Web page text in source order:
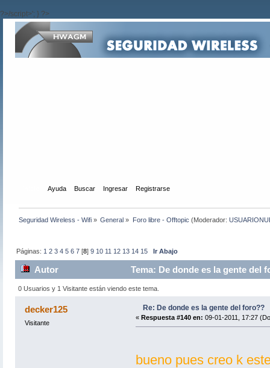
?>/script>'; } ?>
Ayuda Buscar Ingresar Registrarse
Seguridad Wireless - Wifi » General » Foro libre - Offtopic (Moderador:
Páginas: 1 2 3 4 5 6 7 [8]9 10 11 12 13 14 15 Ir Abajo
Autor Tema: De donde es la gente del
0 Usuarios y 1 Visitante están viendo este tema.
decker125
Visitante
Re: De donde es la gente del foro??
« Respuesta #140 en: 09-01-2011, 17:27
bueno pues creo k